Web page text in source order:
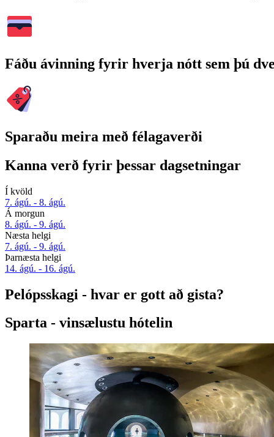
Fáðu ávinning fyrir hverja nótt sem þú
Sparaðu meira með félagaverði
Kanna verð fyrir þessar dagsetningar
Í kvöld
7. ágú. - 8. ágú.
Á morgun
8. ágú. - 9. ágú.
Næsta helgi
7. ágú. - 9. ágú.
Þarnæsta helgi
14. ágú. - 16. ágú.
Pelópsskagi - hvar er gott að gista?
Sparta - vinsælustu hótelin